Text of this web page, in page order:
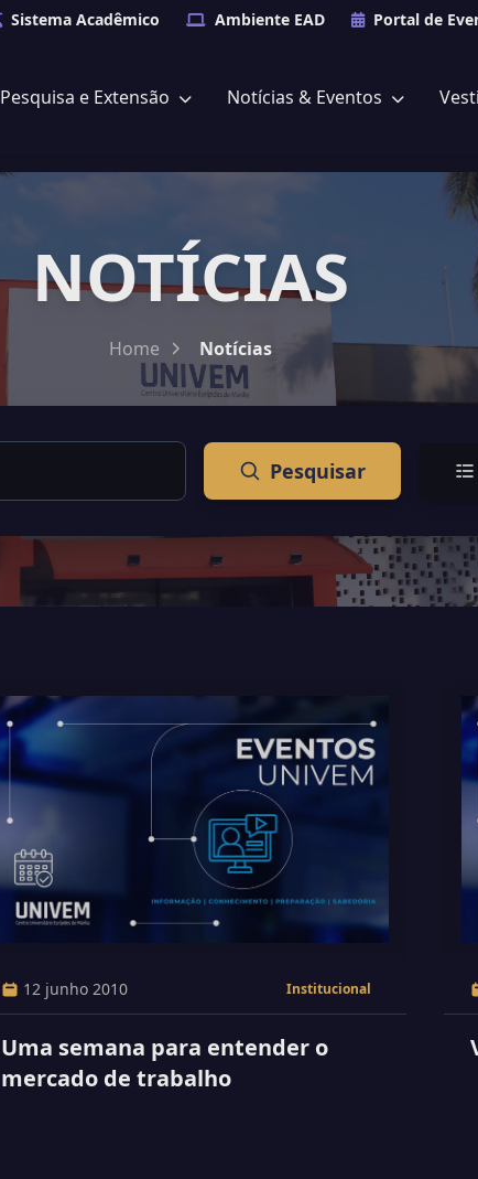
Sistema Acadêmico Ambiente EAD Portal de
Pesquisa e Extensão Notícias & Eventos
NOTÍCIAS
Home Notícias
Pesquisar
12 junho 2010 Institucional
Uma semana para entender o
mercado de trabalho